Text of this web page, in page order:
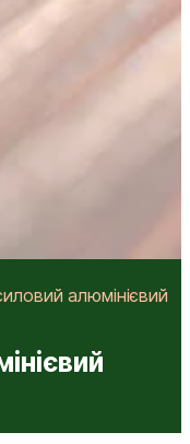
алюмінієвий